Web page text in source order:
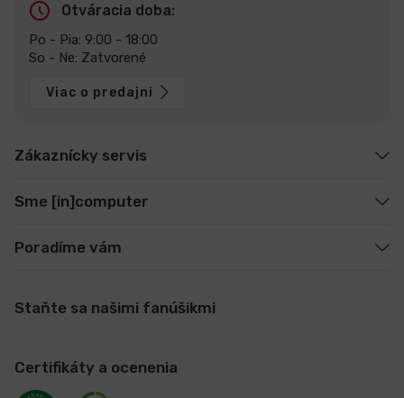
Otváracia doba:
Po - Pia: 9:00 - 18:00
So - Ne: Zatvorené
Viac o predajni
Zákaznícky servis
Sme [in]computer
Poradíme vám
Staňte sa našimi fanúšikmi
Certifikáty a ocenenia